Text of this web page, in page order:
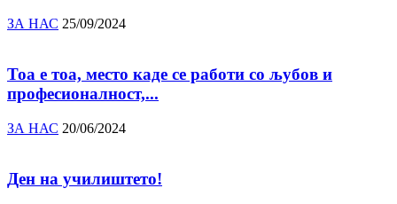
ЗА НАС 25/09/2024
Тоа е тоа, место каде се работи со љубов и
професионалност,...
ЗА НАС 20/06/2024
Ден на училиштето!